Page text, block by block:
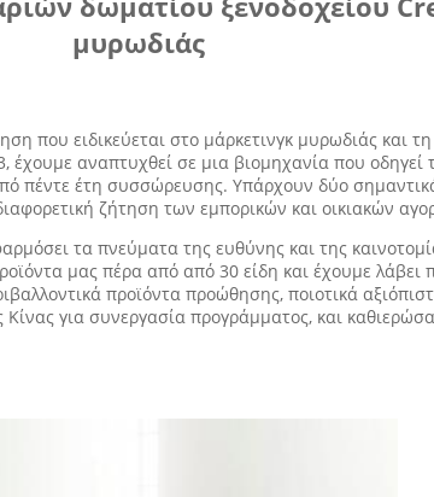
μυρωδιάς
που ειδικεύεται στο μάρκετινγκ μυρωδιάς και
αναπτυχθεί σε μια βιομηχανία που οδηγεί
πέντε έτη συσσώρευσης. Υπάρχουν δύο
ζήτηση των εμπορικών και οικιακών
τα πνεύματα της ευθύνης και της
μας πέρα από από 30 είδη και έχουμε
προϊόντα προώθησης, ποιοτικά
για συνεργασία προγράμματος, και